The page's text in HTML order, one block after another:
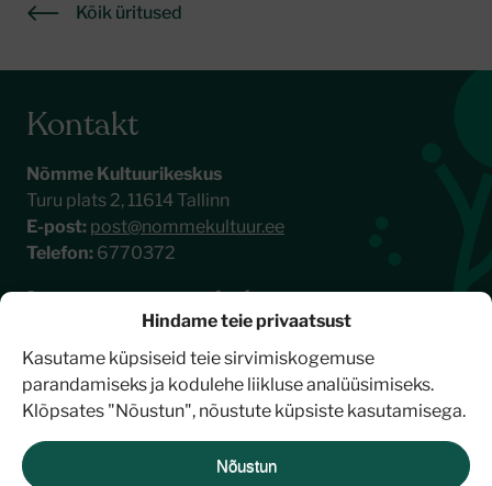
Hindame teie privaatsust
Kasutame küpsiseid teie sirvimiskogemuse
parandamiseks ja kodulehe liikluse analüüsimiseks.
Klõpsates "Nõustun", nõustute küpsiste kasutamisega.
Nõustun
Kõik üritused
Kontakt
Nõmme Kultuurikeskus
Turu plats 2, 11614 Tallinn
E-post: post@nommekultuur.ee
Telefon: 6770372
Liitu meie uudiskirjaga